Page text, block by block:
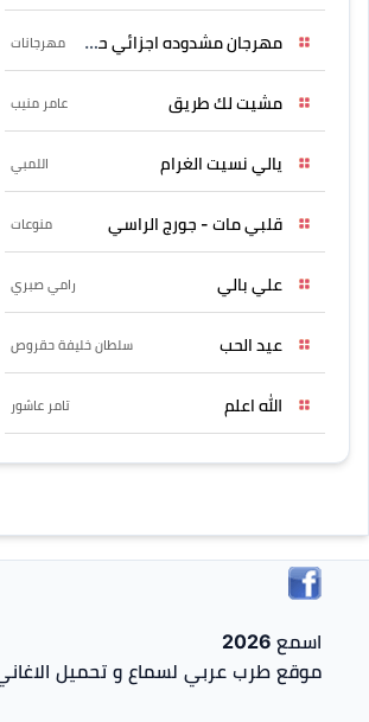
مهرجان مشدوده اجزائي حربونى مهرجانات
مشيت لك طريق عامر منيب
يالي نسيت الغرام اللمبي
قلبي مات - جورج الراسي منوعات
علي بالي رامي صبري
عيد الحب سلطان خليفة حقروص
الله اعلم تامر عاشور
اسمع 2026
موقع طرب عربي لسماع و تحميل الاغاني